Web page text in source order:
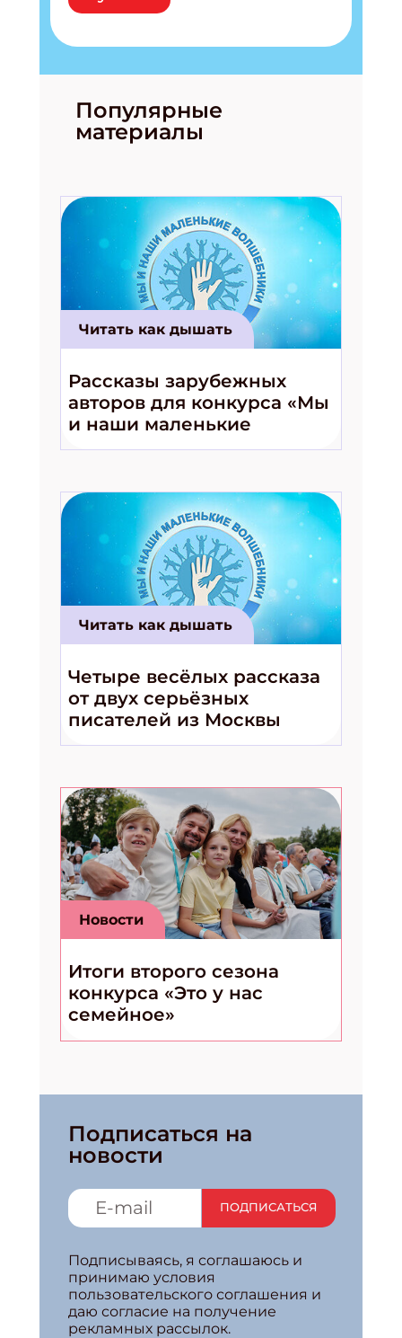
Популярные
материалы
Читать как дышать
Рассказы зарубежных
авторов для конкурса «Мы
и наши маленькие
волшебники!»
Читать как дышать
Четыре весёлых рассказа
от двух серьёзных
писателей из Москвы
Новости
Итоги второго сезона
конкурса «Это у нас
семейное»
Подписаться на
новости
ПОДПИСАТЬСЯ
Подписываясь, я соглашаюсь и
принимаю условия
пользовательского соглашения и
даю согласие на получение
рекламных рассылок.
ПОДПИСАТЬСЯ